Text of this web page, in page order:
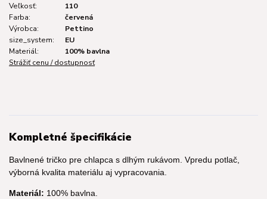
Veľkosť:
110
Farba:
červená
Výrobca:
Pettino
size_system:
EU
Materiál:
100% bavlna
Strážiť cenu / dostupnosť
Kompletné špecifikácie
Bavlnené tričko pre chlapca s dlhým rukávom. Vpredu potlač,
výborná kvalita materiálu aj vypracovania.
Materiál: 100% bavlna.